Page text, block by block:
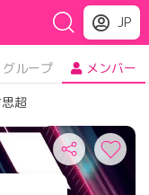
JP
グループ
メンバー
超